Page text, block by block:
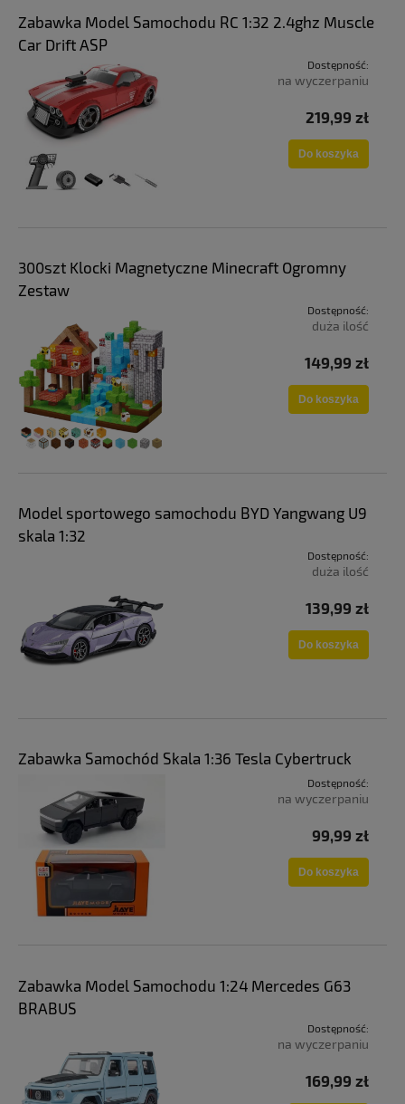
Zabawka Model Samochodu RC 1:32 2.4ghz Muscle
Car Drift ASP
Dostępność:
na wyczerpaniu
219,99 zł
Do koszyka
300szt Klocki Magnetyczne Minecraft Ogromny
Zestaw
Dostępność:
duża ilość
149,99 zł
Do koszyka
Model sportowego samochodu BYD Yangwang U9
skala 1:32
Dostępność:
duża ilość
139,99 zł
Do koszyka
Zabawka Samochód Skala 1:36 Tesla Cybertruck
Dostępność:
na wyczerpaniu
99,99 zł
Do koszyka
Zabawka Model Samochodu 1:24 Mercedes G63
BRABUS
Dostępność:
na wyczerpaniu
169,99 zł